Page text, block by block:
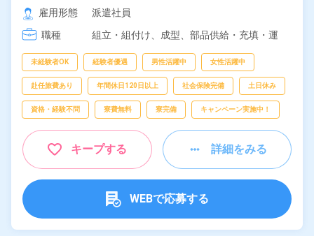
[2] 17:20～02:05
[3] 18:05～02:50
[4] 18:35～03:20
雇用形態
派遣社員
職種
組立・組付け、 成型、 部品供給・充填・運
未経験者OK 経験者優遇 男性活躍中 女性活躍中
赴任旅費あり 年間休日120日以上 社会保険完備 土日休み
資格・経験不問 寮費無料 寮完備 キャンペーン実施中！
キープする 詳細をみる
WEBで応募する